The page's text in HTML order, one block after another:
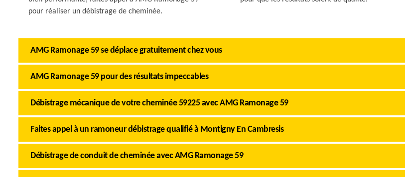
pour réaliser un débistrage de cheminée.
AMG Ramonage 59 se déplace gratuitement chez vous
AMG Ramonage 59 pour des résultats impeccables
Débistrage mécanique de votre cheminée 59225 avec AMG Ramonage 59
Faites appel à un ramoneur débistrage qualifié à Montigny En Cambresis
Débistrage de conduit de cheminée avec AMG Ramonage 59